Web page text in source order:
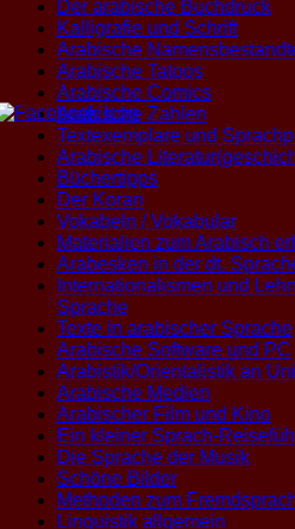
Der arabische Buchdruck
Kalligrafie und Schrift
Arabische
Arabische Tatoos
Arabische Comics
Arabische Zahlen
Textexemplare und
Arabische
Büchertipps
Der Koran
Vokabeln / Vokabular
Materialien zum Arabisch
Arabesken in der dt.
Internationalismen und
Sprache
Texte in arabischer Sprache
Arabische Software und PC
Arabistik/Orientalistik an
Arabische Medien
Arabischer Film und Kino
Ein kleiner Sprach-
Die Sprache der Musik
Schöne Bilder
Methoden zum
Linguistik allgemein